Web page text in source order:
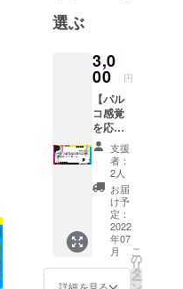
選ぶ
3,0
00 円
【パル
コ感覚
を応援
リター
ンA】
パルコ
感覚は
九州の
アー
ト・エ
ンタテ
インメ
ントを
盛り上
支援
者：
2人
お届
け予
定：
2022
年07
月
こ
の
リ
タ
ー